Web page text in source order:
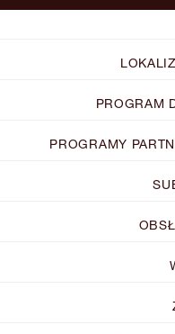
PROGRAM
PROGRAMY